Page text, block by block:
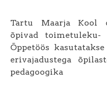
Tartu Maarja Kool
õpivad toimetuleku-
Õppetöös
erivajadustega
pedagoogika